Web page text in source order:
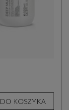
DO KOSZYKA